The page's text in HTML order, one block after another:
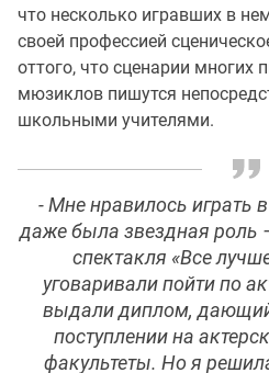
что несколько игравших в
своей профессией
оттого, что сценарии многих
мюзиклов пишутся
школьными учителями.
- Мне нравилось играть
даже была звездная роль
спектакля «Все
уговаривали пойти по
выдали диплом,
поступлении на
факультеты. Но я